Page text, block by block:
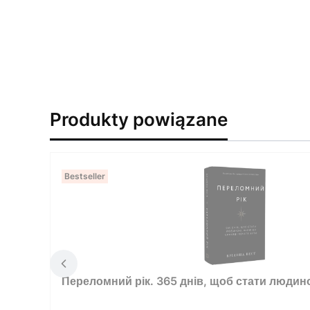
Produkty powiązane
Bestseller
Переломний рік. 365 днів, щоб стати